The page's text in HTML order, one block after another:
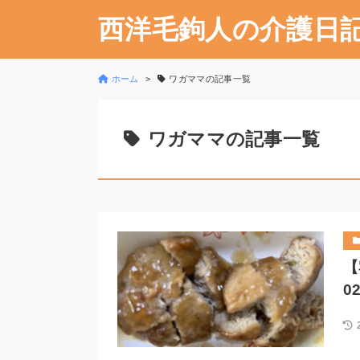
西洋毛鉤人の介護日
ホーム ワガママの記事一覧
ワガママの記事一覧